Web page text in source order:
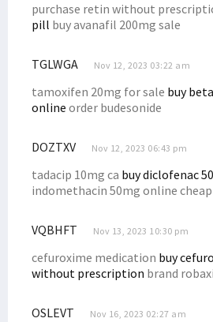
purchase retin without
pill buy avanafil 200mg sale
TGLWGA Nov 12, 2023 03:22 am
tamoxifen 20mg for sale buy
online order budesonide
DOZTXV Nov 12, 2023 06:43 pm
tadacip 10mg ca buy diclofenac
indomethacin 50mg online cheap
VQBHFT Nov 13, 2023 10:30 pm
cefuroxime medication buy
without prescription brand
OSLEVT Nov 16, 2023 02:27 am